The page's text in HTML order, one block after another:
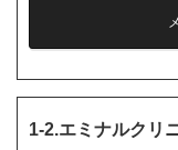
1-2.エミナルクリ